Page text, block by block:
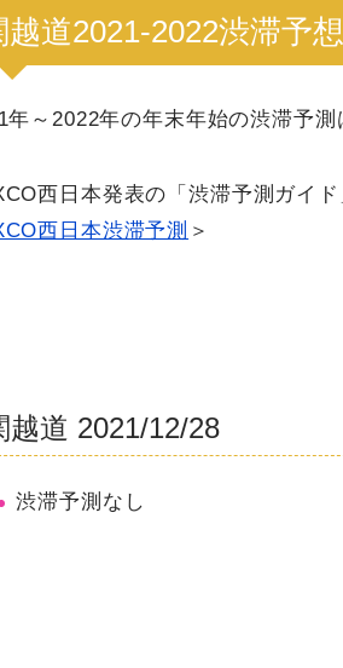
越道2021-2022渋滞予
年～2022年の年末年始の渋滞予
西日本発表の「渋滞予測ガイ
西日本渋滞予測 ＞
越道 2021/12/28
渋滞予測なし